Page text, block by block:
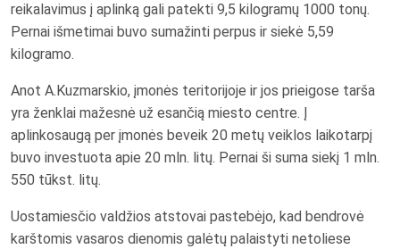
reikalavimus į aplinką gali patekti 9,5 kilogramų 1000 tonų.
Pernai išmetimai buvo sumažinti perpus ir siekė 5,59
kilogramo.
Anot A.Kuzmarskio, įmonės teritorijoje ir jos prieigose tarša
yra ženklai mažesnė už esančią miesto centre. Į
aplinkosaugą per įmonės beveik 20 metų veiklos laikotarpį
buvo investuota apie 20 mln. litų. Pernai ši suma siekį 1 mln.
550 tūkst. litų.
Uostamiesčio valdžios atstovai pastebėjo, kad bendrovė
karštomis vasaros dienomis galėtų palaistyti netoliese